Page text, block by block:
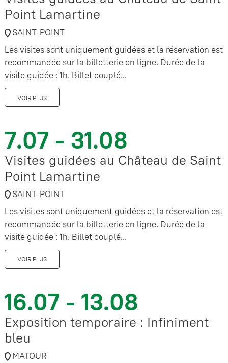
Point Lamartine
SAINT-POINT
Les visites sont uniquement guidées et la réservation est
recommandée sur la billetterie en ligne. Durée de la
visite guidée : 1h. Billet couplé...
VOIR PLUS
7.07 - 31.08
Visites guidées au Château de Saint
Point Lamartine
SAINT-POINT
Les visites sont uniquement guidées et la réservation est
recommandée sur la billetterie en ligne. Durée de la
visite guidée : 1h. Billet couplé...
VOIR PLUS
16.07 - 13.08
Exposition temporaire : Infiniment
bleu
MATOUR